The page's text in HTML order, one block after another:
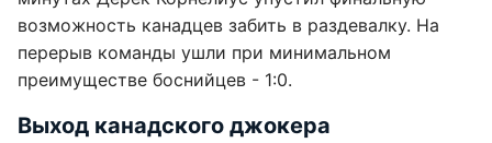
возможность канадцев забить в раздевалку. На
перерыв команды ушли при минимальном
преимуществе боснийцев - 1:0.
Выход канадского джокера